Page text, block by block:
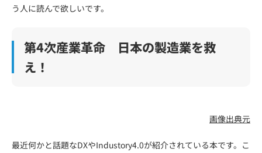
う人に読んで欲しいです。
第4次産業革命 日本の製造業を救
え！
画像出典元
最近何かと話題なDXやIndustory4.0が紹介されている本です。こ